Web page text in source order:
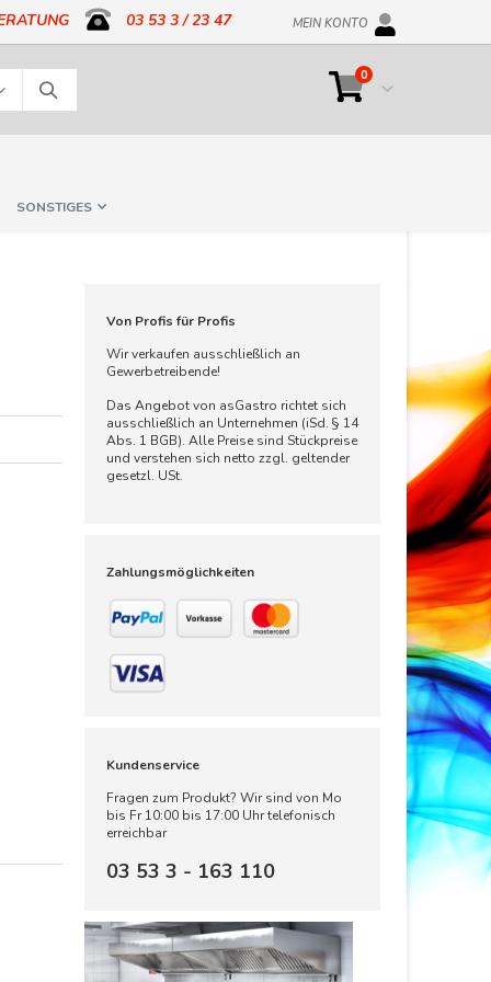
03 53 3 / 23 47 MEIN KONTO
Cart
0Artikel
Suche
SONSTIGES
Von Profis für Profis
Wir verkaufen ausschließlich an
Gewerbetreibende!
Das Angebot von asGastro richtet sich
ausschließlich an Unternehmen (iSd. § 14
Abs. 1 BGB). Alle Preise sind Stückpreise
und verstehen sich netto zzgl. geltender
gesetzl. USt.
Zahlungsmöglichkeiten
Kundenservice
Fragen zum Produkt? Wir sind von Mo
bis Fr 10:00 bis 17:00 Uhr telefonisch
erreichbar
03 53 3 - 163 110